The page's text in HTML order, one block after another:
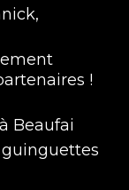
!
Beaufai
guinguettes